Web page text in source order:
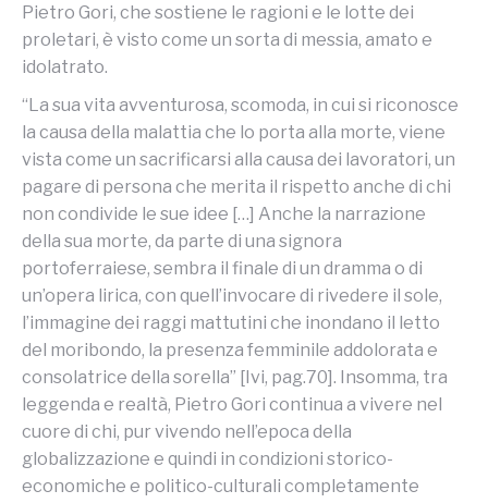
Pietro Gori, che sostiene le ragioni e le lotte dei
proletari, è visto come un sorta di messia, amato e
idolatrato.
“La sua vita avventurosa, scomoda, in cui si riconosce
la causa della malattia che lo porta alla morte, viene
vista come un sacrificarsi alla causa dei lavoratori, un
pagare di persona che merita il rispetto anche di chi
non condivide le sue idee […] Anche la narrazione
della sua morte, da parte di una signora
portoferraiese, sembra il finale di un dramma o di
un’opera lirica, con quell’invocare di rivedere il sole,
l’immagine dei raggi mattutini che inondano il letto
del moribondo, la presenza femminile addolorata e
consolatrice della sorella” [Ivi, pag.70]. Insomma, tra
leggenda e realtà, Pietro Gori continua a vivere nel
cuore di chi, pur vivendo nell’epoca della
globalizzazione e quindi in condizioni storico-
economiche e politico-culturali completamente